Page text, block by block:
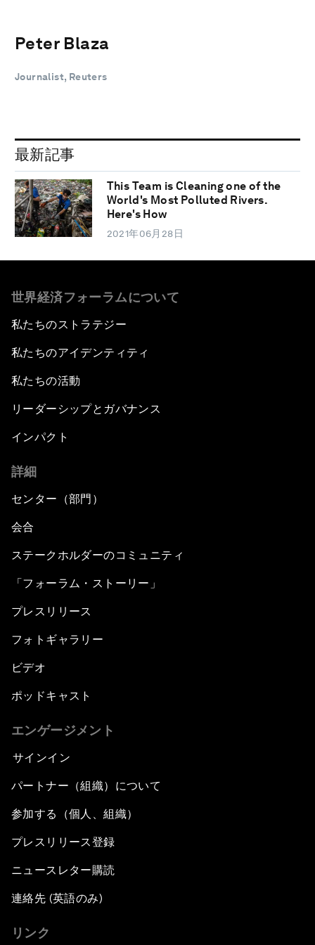
Peter Blaza
Journalist, Reuters
最新記事
This Team is Cleaning one of the
World's Most Polluted Rivers.
Here's How
2021年06月28日
世界経済フォーラムについて
私たちのストラテジー
私たちのアイデンティティ
私たちの活動
リーダーシップとガバナンス
インパクト
詳細
センター（部門）
会合
ステークホルダーのコミュニティ
「フォーラム・ストーリー」
プレスリリース
フォトギャラリー
ビデオ
ポッドキャスト
エンゲージメント
サインイン
パートナー（組織）について
参加する（個人、組織）
プレスリリース登録
ニュースレター購読
連絡先 (英語のみ)
リンク